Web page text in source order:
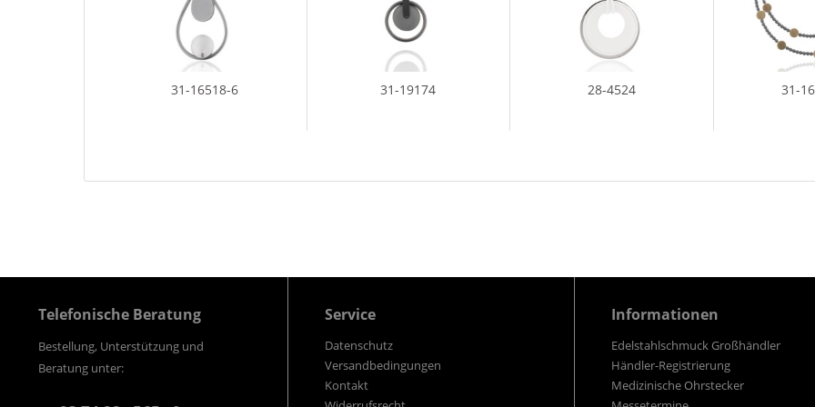
31-16518-6 31-19174 28-4524 31-
Telefonische Beratung
Bestellung, Unterstützung und
Beratung unter:
Service
Datenschutz
Versandbedingungen
Kontakt
Informationen
Edelstahlschmuck Großhändler
Händler-Registrierung
Medizinische Ohrstecker